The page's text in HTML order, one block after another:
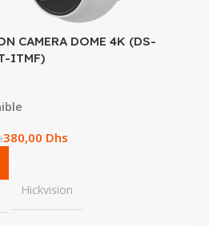
CAMERA DOME 4K (DS-
ITMF)
380,00 Dhs
Hickvision